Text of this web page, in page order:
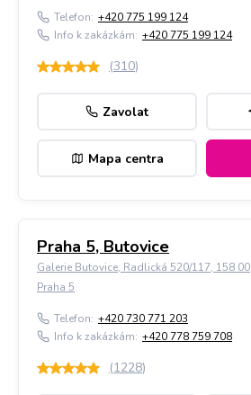
Telefon: +420 775 199 124
Info k zakázkám: +420 775 199 124
(310)
Zavolat
Mapa centra
Praha 5, Butovice
Galerie Butovice, Radlická 520/117, 158 00
Praha 5
Telefon: +420 730 771 203
Info k zakázkám: +420 778 759 708
(1228)